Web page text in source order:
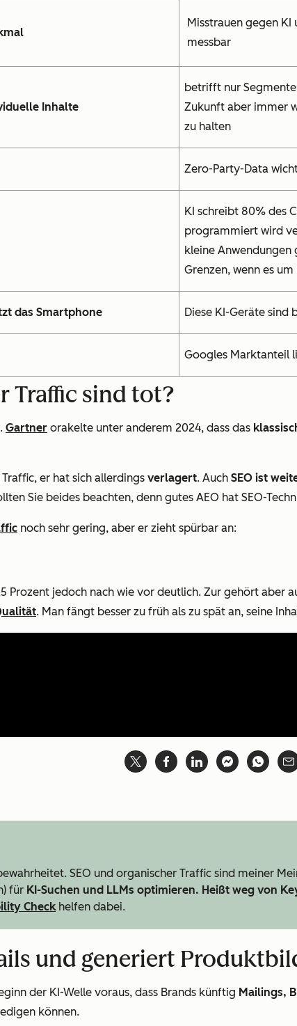
Misstrauen gegen
messbar
Inhalte
betrifft nur
Zukunft aber immer
zu halten
Zero-Party-Data
KI schreibt 80% des
programmiert wird
kleine
Grenzen, wenn es
das Smartphone Diese KI-Geräte
Googles Marktanteil
Traffic sind tot?
Gartner orakelte unter anderem 2024, dass das
er hat sich allerdings verlagert. Auch SEO ist
Sie beides beachten, denn gutes AEO hat SEO-
noch sehr gering, aber er zieht spürbar an:
Prozent jedoch nach wie vor deutlich. Zur gehört aber
. Man fängt besser zu früh als zu spät an, seine
SEO und organischer Traffic sind meiner
für KI-Suchen und LLMs optimieren. Heißt weg von
Checkhelfen dabei.
und generiert
der KI-Welle voraus, dass Brands künftig Mailings,
können.